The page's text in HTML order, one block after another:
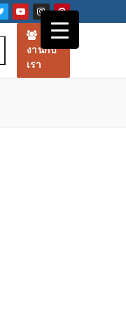
ร่วม
งานกับ
เรา